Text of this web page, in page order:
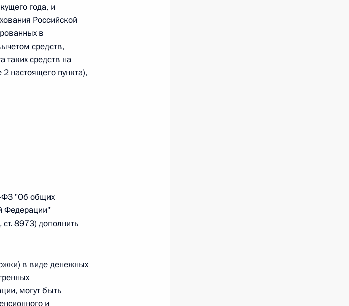
деятельности
состояния»
«О внесении
учреждениях»
года, и
Российской
в
средств,
таких средств на
настоящего пункта),
ФЗ "Об общих
Федерации"
8973) дополнить
в виде денежных
могут быть